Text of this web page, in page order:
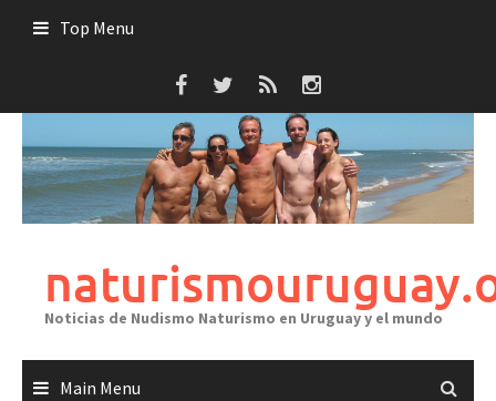
Top Menu
Noticias de Nudismo Naturismo en Uruguay y el mundo
Main Menu